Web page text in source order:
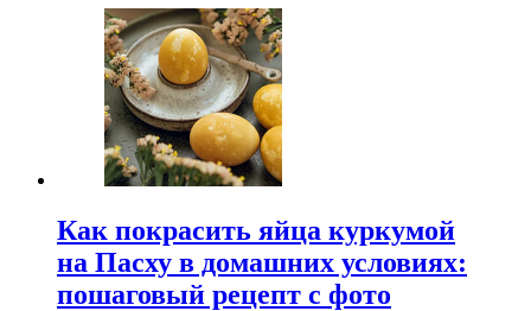
Как покрасить яйца куркумой
на Пасху в домашних условиях:
пошаговый рецепт с фото